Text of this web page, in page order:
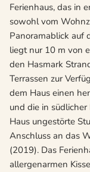
Ferienhaus, das in
sowohl vom
Panoramablick auf
liegt nur 10 m von
den Hasmark
Terrassen zur
dem Haus einen
und die in
Haus ungestörte
Anschluss an das
(2019). Das
allergenarmen